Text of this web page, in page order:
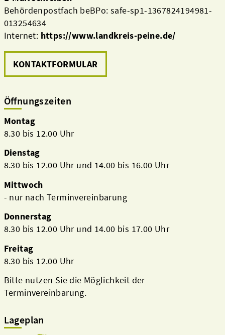
Behördenpostfach beBPo: safe-sp1-1367824194981-
013254634
Internet: https://www.landkreis-peine.de/
KONTAKTFORMULAR
Öffnungszeiten
Montag
8.30 bis 12.00 Uhr
Dienstag
8.30 bis 12.00 Uhr und 14.00 bis 16.00 Uhr
Mittwoch
- nur nach Terminvereinbarung
Donnerstag
8.30 bis 12.00 Uhr und 14.00 bis 17.00 Uhr
Freitag
8.30 bis 12.00 Uhr
Bitte nutzen Sie die Möglichkeit der
Terminvereinbarung.
Lageplan